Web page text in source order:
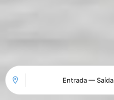
Entrada — Saída